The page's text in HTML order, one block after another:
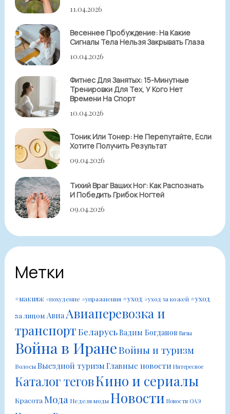
11.04.2026
Весеннее Пробуждение: На Какие
Сигналы Тела Нельзя Закрывать Глаза
10.04.2026
Фитнес Для Занятых: 15-Минутные
Тренировки Для Тех, У Кого Нет
Времени На Спорт
10.04.2026
Тоник Или Тонер: Не Перепутайте, Если
Хотите Получить Результат
09.04.2026
Тихий Враг Ваших Ног: Как Распознать
И Победить Грибок Ногтей
09.04.2026
Метки
#макияж #похудение #упражнения #уход #уход за кожей #уход
за лицом Авиа Авиаперевозка и
транспортБеларусьВадим Богданов Визы
Война в ИранеВойны и туризм
ВолосыВыездной туризмГлавные новости Интересное
Каталог теговКино и сериалы
Красота Мода Неделя моды Новости Новости ОАЭ